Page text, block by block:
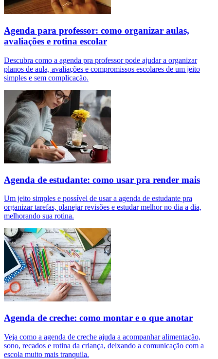
Agenda para professor: como organizar aulas,
avaliações e rotina escolar
Descubra como a agenda pra professor pode ajudar a organizar
planos de aula, avaliações e compromissos escolares de um jeito
simples e sem complicação.
Agenda de estudante: como usar pra render mais
Um jeito simples e possível de usar a agenda de estudante pra
organizar tarefas, planejar revisões e estudar melhor no dia a dia,
melhorando sua rotina.
Agenda de creche: como montar e o que anotar
Veja como a agenda de creche ajuda a acompanhar alimentação,
sono, recados e rotina da criança, deixando a comunicação com a
escola muito mais tranquila.